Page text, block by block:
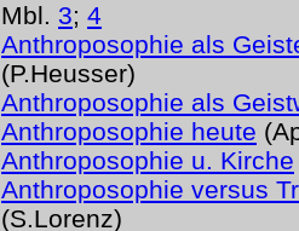
Mbl. 3; 4
Anthroposophie als
(P.Heusser)
Anthroposophie als
Anthroposophie heute
Anthroposophie u. Kirche
Anthroposophie versus
(S.Lorenz)